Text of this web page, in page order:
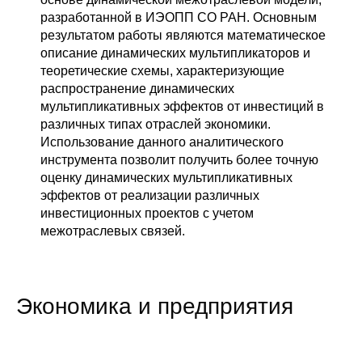
разработанной в ИЭОПП СО РАН. Основным
результатом работы являются математическое
описание динамических мультипликаторов и
теоретические схемы, характеризующие
распространение динамических
мультипликативных эффектов от инвестиций в
различных типах отраслей экономики.
Использование данного аналитического
инструмента позволит получить более точную
оценку динамических мультипликативных
эффектов от реализации различных
инвестиционных проектов с учетом
межотраслевых связей.
Экономика и предприятия